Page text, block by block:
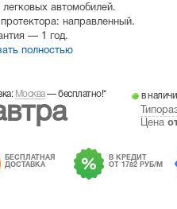
легковых автомобилей.
протектора: направленный.
— 1 год.
полностью
Москва—бесплатно!* в
Цена
БЕСПЛАТНАЯ
ДОСТАВКА
В КРЕДИТ
ОТ 1782 РУБ/М